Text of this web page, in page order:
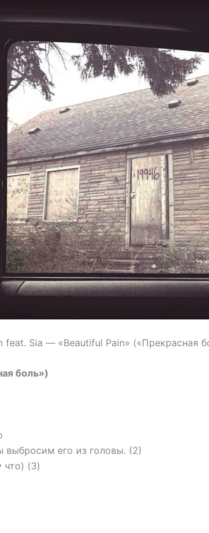
Sia — «Beautiful Pain» («Прекрасная
боль»)
его из головы. (2)
что) (3)